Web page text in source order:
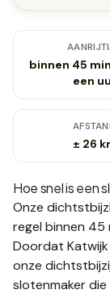
binnen 45
een
± 26
Hoe snel is een
Onze
regel binnen
Doordat
onze
slotenmaker